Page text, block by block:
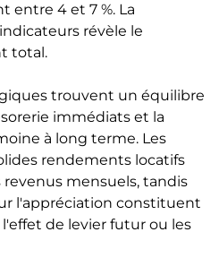
entre 4 et 7 %. La
révèle le
total.
trouvent un équilibre
immédiats et la
à long terme. Les
rendements locatifs
mensuels, tandis
l'appréciation constituent
de levier futur ou les